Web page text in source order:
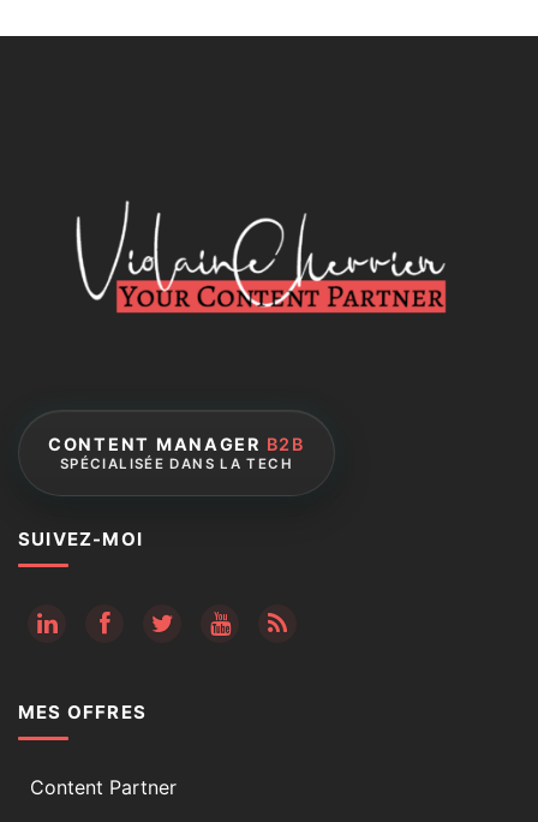
CONTENT MANAGER B2B
SPÉCIALISÉE DANS LA TECH
SUIVEZ-MOI
RSS
MES OFFRES
Content Partner